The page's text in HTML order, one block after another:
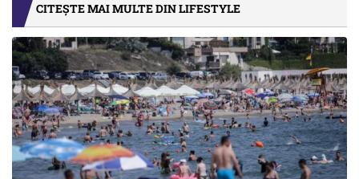
CITEȘTE MAI MULTE DIN LIFESTYLE